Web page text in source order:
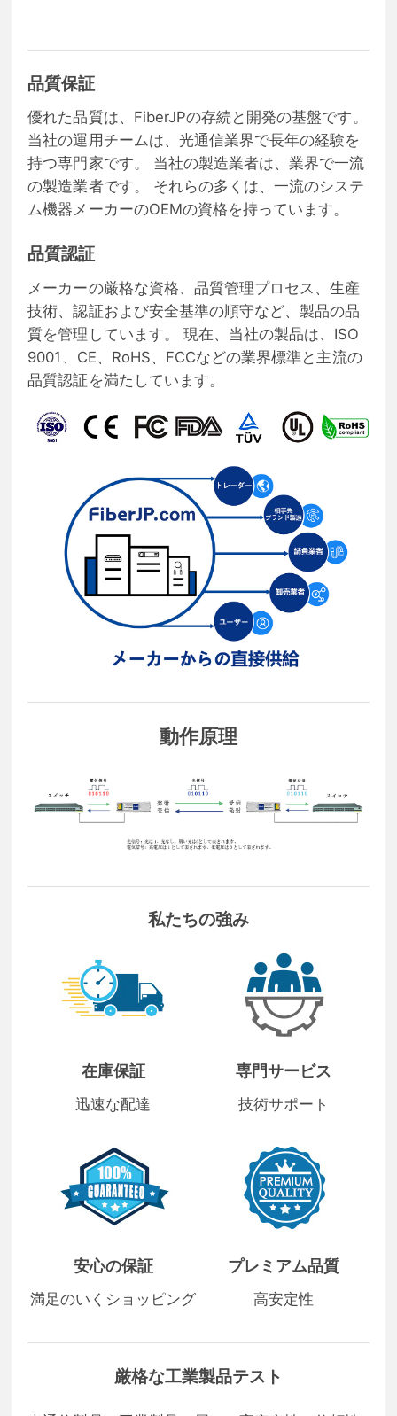
品質保証
優れた品質は、FiberJPの存続と開発の基盤です。
当社の運用チームは、光通信業界で長年の経験を
持つ専門家です。 当社の製造業者は、業界で一流
の製造業者です。 それらの多くは、一流のシステ
ム機器メーカーのOEMの資格を持っています。
品質認証
メーカーの厳格な資格、品質管理プロセス、生産
技術、認証および安全基準の順守など、製品の品
質を管理しています。 現在、当社の製品は、ISO
9001、CE、RoHS、FCCなどの業界標準と主流の
品質認証を満たしています。
動作原理
私たちの強み
在庫保証
迅速な配達
専門サービス
技術サポート
安心の保証
満足のいくショッピング
プレミアム品質
高安定性
厳格な工業製品テスト